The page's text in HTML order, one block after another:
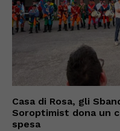
Casa di Rosa, gli
Soroptimist dona un
spesa